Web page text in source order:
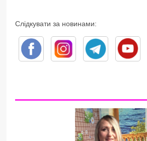
Слідкувати за новинами: